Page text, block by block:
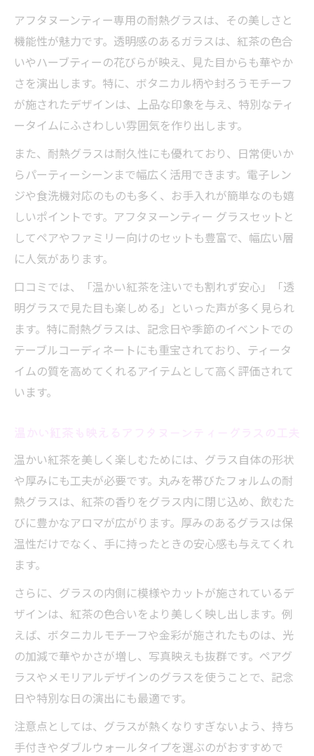
アフタヌーンティー専用の耐熱グラスは、その美しさと
機能性が魅力です。透明感のあるガラスは、紅茶の色合
いやハーブティーの花びらが映え、見た目からも華やか
さを演出します。特に、ボタニカル柄や封ろうモチーフ
が施されたデザインは、上品な印象を与え、特別なティ
ータイムにふさわしい雰囲気を作り出します。
また、耐熱グラスは耐久性にも優れており、日常使いか
らパーティーシーンまで幅広く活用できます。電子レン
ジや食洗機対応のものも多く、お手入れが簡単なのも嬉
しいポイントです。アフタヌーンティー グラスセットと
してペアやファミリー向けのセットも豊富で、幅広い層
に人気があります。
口コミでは、「温かい紅茶を注いでも割れず安心」「透
明グラスで見た目も楽しめる」といった声が多く見られ
ます。特に耐熱グラスは、記念日や季節のイベントでの
テーブルコーディネートにも重宝されており、ティータ
イムの質を高めてくれるアイテムとして高く評価されて
います。
温かい紅茶を美しく楽しむためには、グラス自体の形状
や厚みにも工夫が必要です。丸みを帯びたフォルムの耐
熱グラスは、紅茶の香りをグラス内に閉じ込め、飲むた
びに豊かなアロマが広がります。厚みのあるグラスは保
温性だけでなく、手に持ったときの安心感も与えてくれ
ます。
さらに、グラスの内側に模様やカットが施されているデ
ザインは、紅茶の色合いをより美しく映し出します。例
えば、ボタニカルモチーフや金彩が施されたものは、光
の加減で華やかさが増し、写真映えも抜群です。ペアグ
ラスやメモリアルデザインのグラスを使うことで、記念
日や特別な日の演出にも最適です。
注意点としては、グラスが熱くなりすぎないよう、持ち
手付きやダブルウォールタイプを選ぶのがおすすめで